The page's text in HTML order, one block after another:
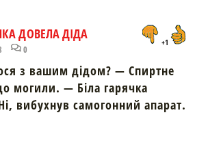
ДОВЕЛА ДІДА
0
+1
з вашим дідом? — Спиртне
могили. — Біла гарячка
вибухнув самогонний апарат.